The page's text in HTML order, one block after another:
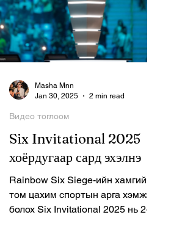
Six Invitational 2025
хоёрдугаар сард эхэлнэ
Rainbow Six Siege-ийн хамгийн
том цахим спортын арга хэмжээ
болох Six Invitational 2025 нь 2-р
Видео тоглоом
Masha Mnn
Jan 30, 2025
2 min read